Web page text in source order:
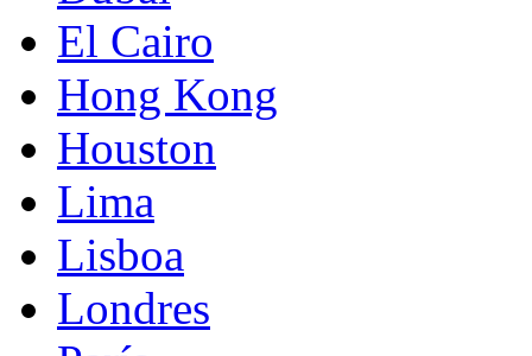
El Cairo
Hong Kong
Houston
Lima
Lisboa
Londres